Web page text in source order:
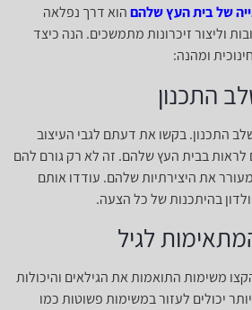
של בית העץ שלהםהוא דרך נפלאה
וליצור זיכרונות מתמשכים. הנה כיצד
ומהנה:
התכנון
התכנון. בקשו את דעתם לגבי העיצוב
לראות בבית העץ שלהם. זה לא רק גורם להם
את היצירתיות שלהם. עודדו אותם
בהיתכנות של כל הצעה.
לגיל
משימות התואמות את הגילאים והיכולות
יכולים לעזור במשימות פשוטות כמו